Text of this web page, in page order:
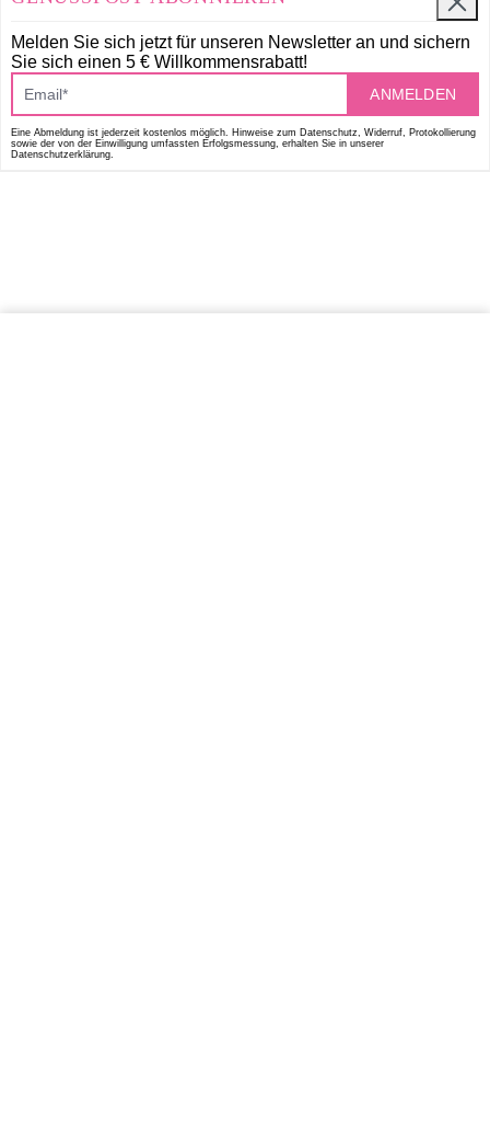
Melden Sie sich jetzt für unseren Newsletter an und sichern
Sie sich einen 5 € Willkommensrabatt!
ANMELDEN
Eine Abmeldung ist jederzeit kostenlos möglich. Hinweise zum Datenschutz, Widerruf, Protokollierung
sowie der von der Einwilligung umfassten Erfolgsmessung, erhalten Sie in unserer
Datenschutzerklärung.